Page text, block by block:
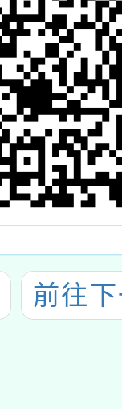
前往